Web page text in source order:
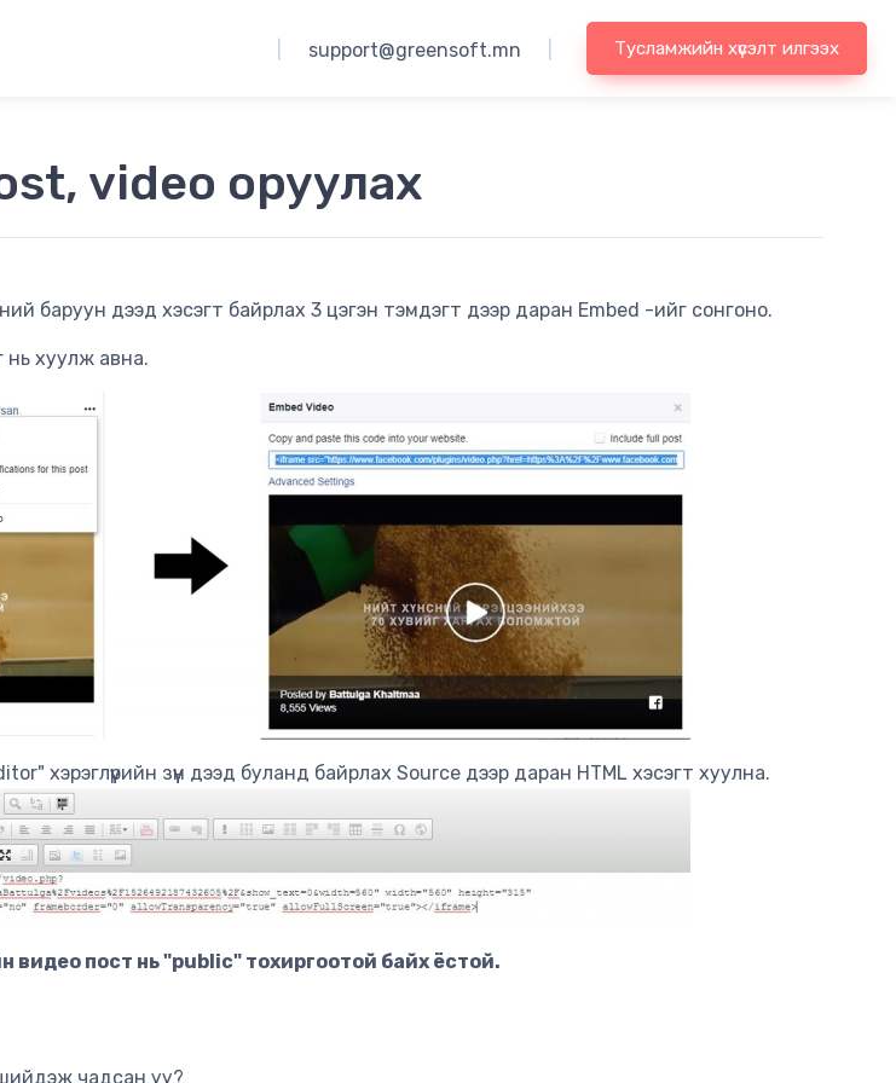
support@greensoft.mn Тусламжийн хүсэлт илгээх
video оруулах
баруун дээд хэсэгт байрлах 3 цэгэн тэмдэгт дээр даран Embed -ийг сонгоно.
нь хуулж авна.
хэрэглүүрийн зүүн дээд буланд байрлах Source дээр даран HTML хэсэгт хуулна.
видео пост нь "public" тохиргоотой байх ёстой.
чадсан уу?